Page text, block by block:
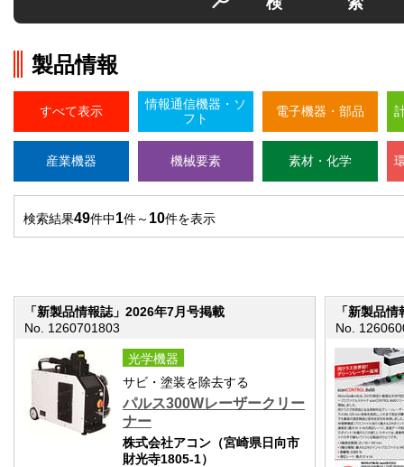
製品情報
すべて表示
情報通信機器・ソ
フト
電子機器・部品
産業機器 機械要素 素材・化学
検索結果49件中1件～ 10件を表示
「新製品情報誌」2026年7月号掲載
No. 1260701803
光学機器
サビ・塗装を除去する
パルス300Wレーザークリー
ナー
株式会社アコン（宮崎県日向市
財光寺1805-1）
「新製品
No.